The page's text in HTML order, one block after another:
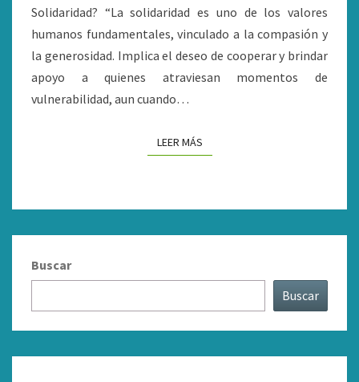
Solidaridad? “La solidaridad es uno de los valores
humanos fundamentales, vinculado a la compasión y
la generosidad. Implica el deseo de cooperar y brindar
apoyo a quienes atraviesan momentos de
vulnerabilidad, aun cuando…
LEER MÁSLEER MÁS
Buscar
Buscar